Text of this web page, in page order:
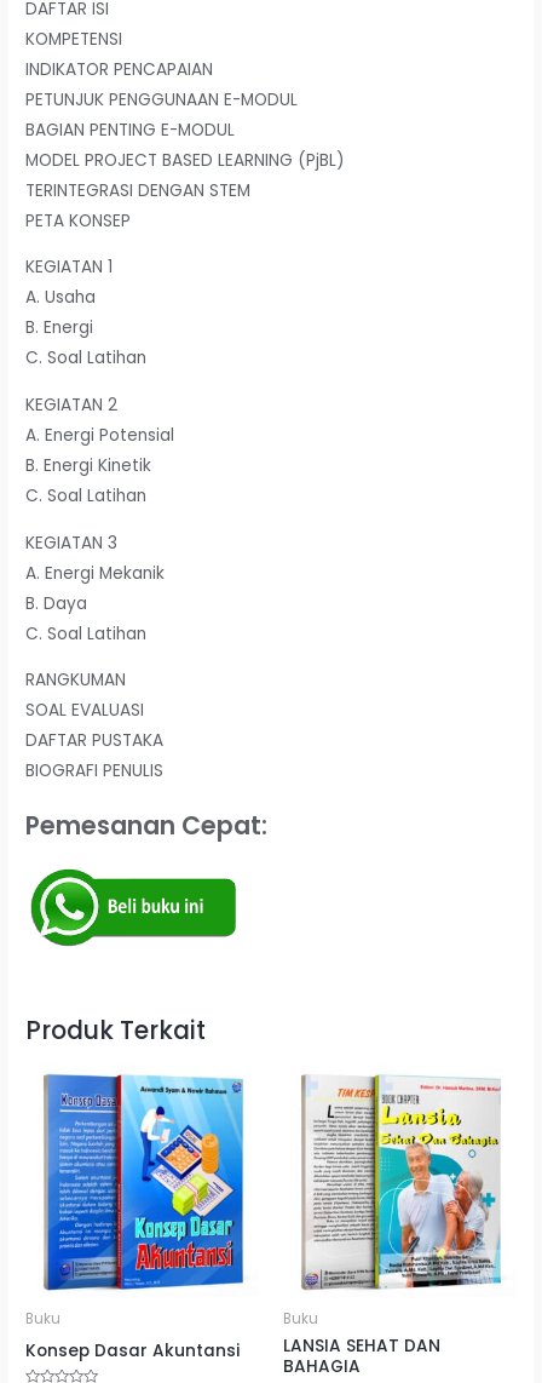
DAFTAR ISI
KOMPETENSI
INDIKATOR PENCAPAIAN
PETUNJUK PENGGUNAAN E-MODUL
BAGIAN PENTING E-MODUL
MODEL PROJECT BASED LEARNING (PjBL)
TERINTEGRASI DENGAN STEM
PETA KONSEP
KEGIATAN 1
A. Usaha
B. Energi
C. Soal Latihan
KEGIATAN 2
A. Energi Potensial
B. Energi Kinetik
C. Soal Latihan
KEGIATAN 3
A. Energi Mekanik
B. Daya
C. Soal Latihan
RANGKUMAN
SOAL EVALUASI
DAFTAR PUSTAKA
BIOGRAFI PENULIS
Pemesanan Cepat:
Produk Terkait
Buku
Konsep Dasar Akuntansi
Buku
LANSIA SEHAT DAN
BAHAGIA